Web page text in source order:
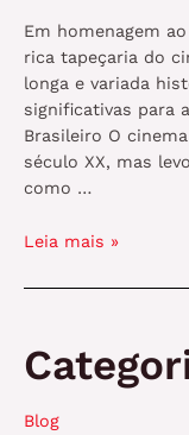
Em homenagem
rica tapeçaria do
longa e variada
significativas para
Brasileiro O
século XX, mas
como …
Celebrando
Dia
com
Olhar
Leia mais »
Blog